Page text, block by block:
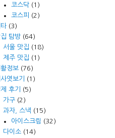
코스닥(1)
코스피
(2)
(3)
집 탐방 (64)
서울 맛집 (18)
제주 맛집 (1)
정보 (76)
엿보기
(1)
후기
(5)
가구(2)
과자, 스낵 (15)
아이스크림 (32)
다이소(14)